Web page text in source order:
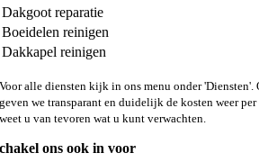
Dakgoot reparatie
Boeidelen reinigen
Dakkapel reinigen
Voor alle diensten kijk in ons menu onder 'Diensten'.
geven we transparant en duidelijk de kosten weer
weet u van tevoren wat u kunt verwachten.
ons ook in voor